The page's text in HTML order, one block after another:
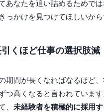
あなたを追い詰めるためで
っかけを見つけてほしいから
くほど仕事の選択肢減
期間が長くなればなるほど
つ高くなると言われていま
、 未経験者を積極的に採用